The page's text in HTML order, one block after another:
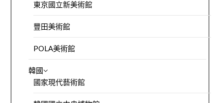
東京國立新美術館
豐田美術館
POLA美術館
韓國
國家現代藝術館